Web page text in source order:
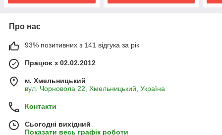
Про нас
93% позитивних з 141 відгука за рік
Працює з 02.02.2012
м. Хмельницький
вул. Чорновола 22, Хмельницький, Україна
Контакти
Сьогодні вихідний
Показати весь графік роботи